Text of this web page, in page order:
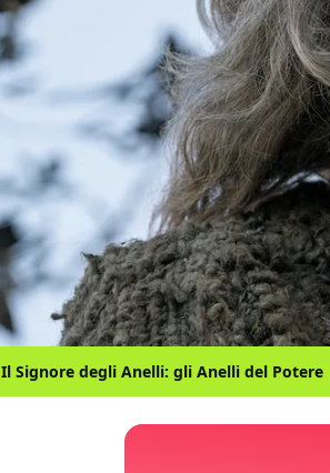
Il Signore degli Anelli: gli Anelli del Potere